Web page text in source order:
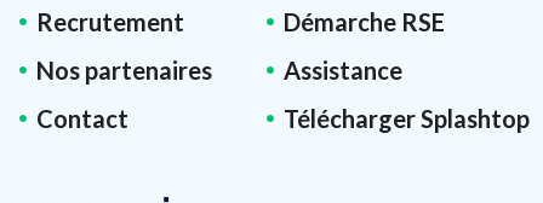
Recrutement
Démarche RSE
Nos partenaires
Assistance
Contact
Télécharger Splashtop